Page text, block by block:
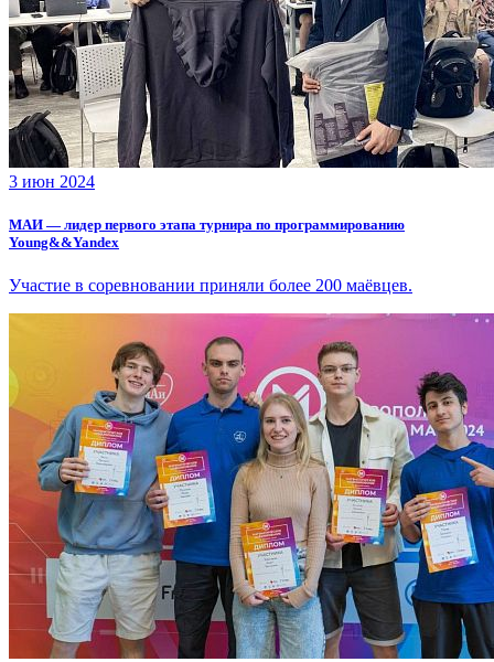
3 июн 2024
МАИ — лидер первого этапа турнира по программированию
Young&&Yandex
Участие в соревновании приняли более 200 маёвцев.